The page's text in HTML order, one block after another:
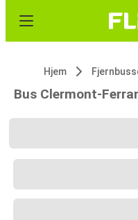
Hjem
Bus Clermont-